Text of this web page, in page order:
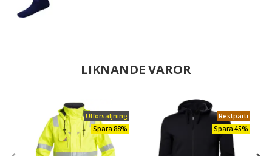
LIKNANDE VAROR
Utförsäljning
Spara 88%
Restparti
Spara 45%